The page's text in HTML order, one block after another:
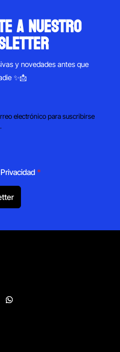
a nuestro
y novedades antes que
✨📩
electrónico para suscribirse
*